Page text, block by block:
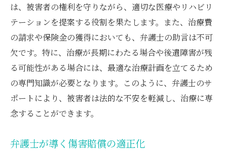
は、被害者の権利を守りながら、適切な医療やリハビリ
テーションを提案する役割を果たします。また、治療費
の請求や保険金の獲得においても、弁護士の助言は不可
欠です。特に、治療が長期にわたる場合や後遺障害が残
る可能性がある場合には、最適な治療計画を立てるため
の専門知識が必要となります。このように、弁護士のサ
ポートにより、被害者は法的な不安を軽減し、治療に専
念することができます。
弁護士が導く傷害賠償の適正化